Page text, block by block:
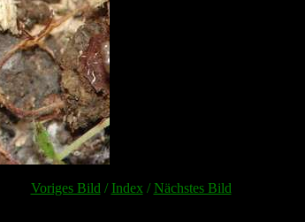
Voriges Bild /Index /Nächstes Bild